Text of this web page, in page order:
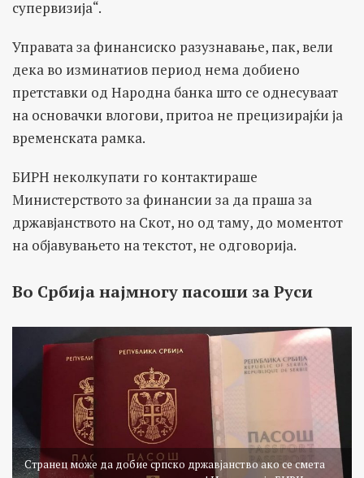
супервизија“.
Управата за финансиско разузнавање, пак, вели
дека во изминатиов период нема добиено
претставки од Народна банка што се однесуваат
на основачки влогови, притоа не прецизирајќи ја
временската рамка.
БИРН неколкупати го контактираше
Министерството за финансии за да праша за
државјанството на Скот, но од таму, до моментот
на објавувањето на текстот, не одговорија.
Во Србија најмногу пасоши за Руси
Странец може да добие српско државјанство ако се смета